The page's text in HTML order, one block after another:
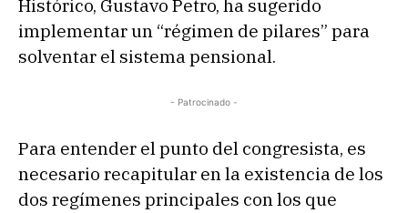
Histórico, Gustavo Petro, ha sugerido
implementar un “régimen de pilares” para
solventar el sistema pensional.
- Patrocinado -
Para entender el punto del congresista, es
necesario recapitular en la existencia de los
dos regímenes principales con los que